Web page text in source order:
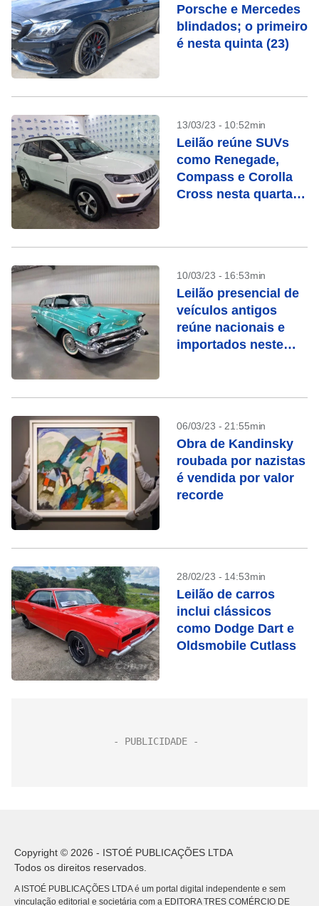
Porsche e Mercedes
blindados; o primeiro
é nesta quinta (23)
13/03/23 - 10:52min
Leilão reúne SUVs
como Renegade,
Compass e Corolla
Cross nesta quarta
10/03/23 - 16:53min
Leilão presencial de
veículos antigos
reúne nacionais e
importados neste
06/03/23 - 21:55min
Obra de Kandinsky
roubada por nazistas
é vendida por valor
recorde
28/02/23 - 14:53min
Leilão de carros
inclui clássicos
como Dodge Dart e
Oldsmobile Cutlass
Copyright © 2026 - ISTOÉ PUBLICAÇÕES LTDA
Todos os direitos reservados.
A ISTOÉ PUBLICAÇÕES LTDA é um portal digital independente e sem
vinculação editorial e societária com a EDITORA TRES COMÉRCIO DE